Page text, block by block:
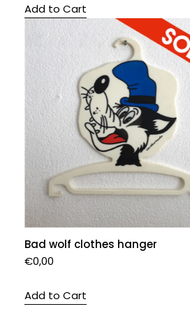
Add to Cart
Bad wolf clothes hanger
€0,00
Add to Cart